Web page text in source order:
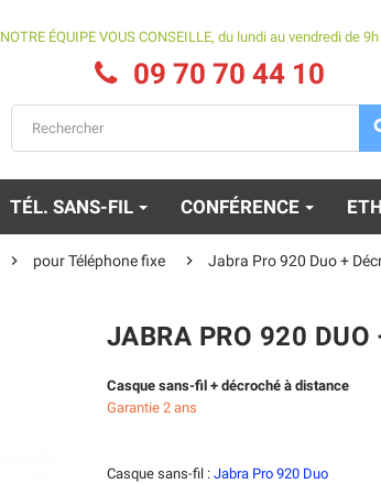
NOTRE ÉQUIPE VOUS CONSEILLE, du lundi au vendredi de
09 70 70 44 10
TÉL. SANS-FIL CONFÉRENCE
 pour Téléphone fixe  Jabra Pro 920 Duo +
JABRA PRO 920 DUO
Casque sans-fil + décroché à distance
Garantie 2 ans
Casque sans-fil : Jabra Pro 920 Duo